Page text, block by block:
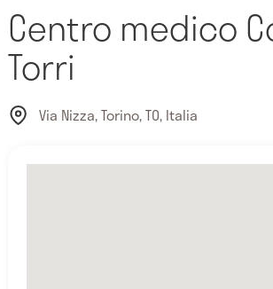
Centro medico
Torri
Via Nizza, Torino, TO, Italia